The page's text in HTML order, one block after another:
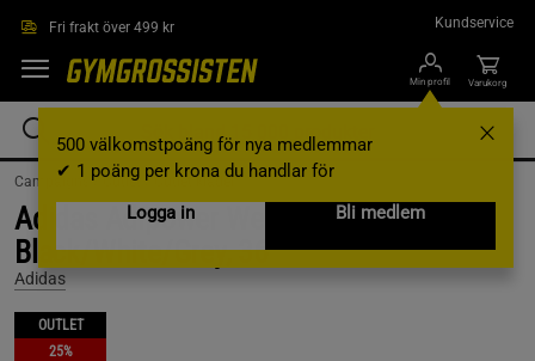
Fri frakt över 499 kr Kundservice
Min profil
500 välkomstpoäng för nya medlemmar
✔ 1 poäng per krona du handlar för
Logga in
Bli medlem
Varukorg
Campaigns / Outlet / Outlet kläder
Adidas Adipower Weightlifting III,
Black/White/Grey, 36
Adidas
OUTLET
25%